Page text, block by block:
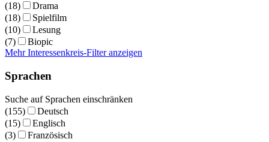
(18)
Drama
(18)
Spielfilm
(10)
Lesung
(7)
Biopic
Mehr Interessenkreis-Filter anzeigen
Sprachen
Suche auf Sprachen einschränken
(155)
Deutsch
(15)
Englisch
(3)
Französisch